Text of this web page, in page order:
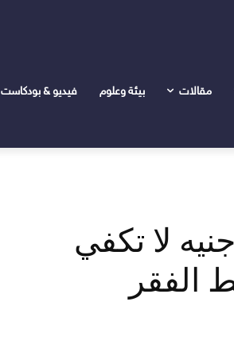
مقالات بيئة وعلوم فيديو & بودكاست
220 ألف جنيه لا تكفي
الفقر